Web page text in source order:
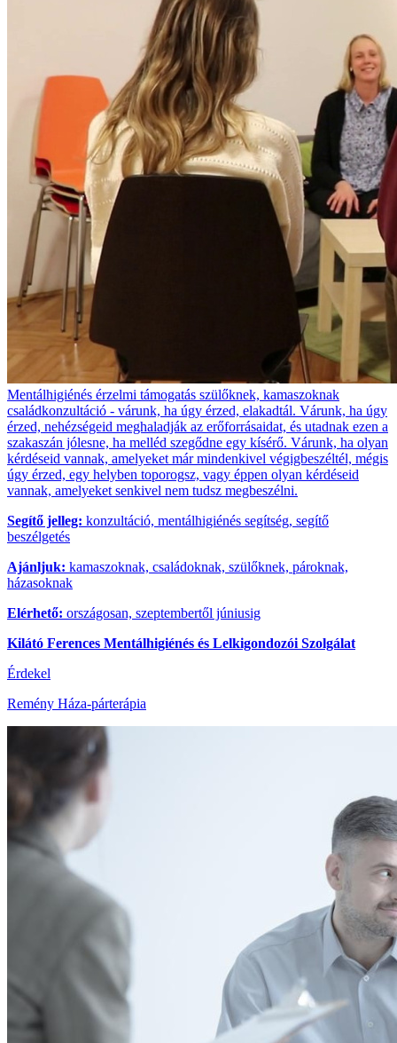
Mentálhigiénés érzelmi támogatás szülőknek, kamaszoknak
családkonzultáció - várunk, ha úgy érzed, elakadtál. Várunk, ha úgy
érzed, nehézségeid meghaladják az erőforrásaidat, és utadnak ezen a
szakaszán jólesne, ha melléd szegődne egy kísérő. Várunk, ha olyan
kérdéseid vannak, amelyeket már mindenkivel végigbeszéltél, mégis
úgy érzed, egy helyben toporogsz, vagy éppen olyan kérdéseid
vannak, amelyeket senkivel nem tudsz megbeszélni.
Segítő jelleg: konzultáció, mentálhigiénés segítség, segítő
beszélgetés
Ajánljuk: kamaszoknak, családoknak, szülőknek, pároknak,
házasoknak
Elérhető: országosan, szeptembertől júniusig
Kilátó Ferences Mentálhigiénés és Lelkigondozói Szolgálat
Érdekel
Remény Háza-párterápia